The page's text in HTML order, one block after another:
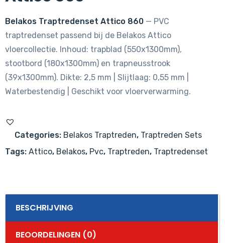
Belakos Traptredenset Attico 860 — PVC
traptredenset passend bij de Belakos Attico
vloercollectie. Inhoud: trapblad (550x1300mm),
stootbord (180x1300mm) en trapneusstrook
(39x1300mm). Dikte: 2,5 mm | Slijtlaag: 0,55 mm |
Waterbestendig | Geschikt voor vloerverwarming.
Categories: Belakos Traptreden, Traptreden Sets
Tags: Attico, Belakos, Pvc, Traptreden, Traptredenset
BESCHRIJVING
BEOORDELINGEN (0)